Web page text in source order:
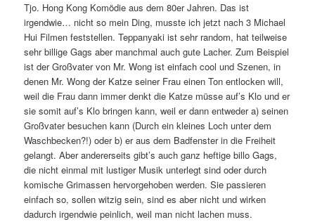
Tjo. Hong Kong Komödie aus dem 80er Jahren. Das ist
irgendwie… nicht so mein Ding, musste ich jetzt nach 3 Michael
Hui Filmen feststellen. Teppanyaki ist sehr random, hat teilweise
sehr billige Gags aber manchmal auch gute Lacher. Zum Beispiel
ist der Großvater von Mr. Wong ist einfach cool und Szenen, in
denen Mr. Wong der Katze seiner Frau einen Ton entlocken will,
weil die Frau dann immer denkt die Katze müsse auf’s Klo und er
sie somit auf’s Klo bringen kann, weil er dann entweder a) seinen
Großvater besuchen kann (Durch ein kleines Loch unter dem
Waschbecken?!) oder b) er aus dem Badfenster in die Freiheit
gelangt. Aber andererseits gibt’s auch ganz heftige billo Gags,
die nicht einmal mit lustiger Musik unterlegt sind oder durch
komische Grimassen hervorgehoben werden. Sie passieren
einfach so, sollen witzig sein, sind es aber nicht und wirken
dadurch irgendwie peinlich, weil man nicht lachen muss.